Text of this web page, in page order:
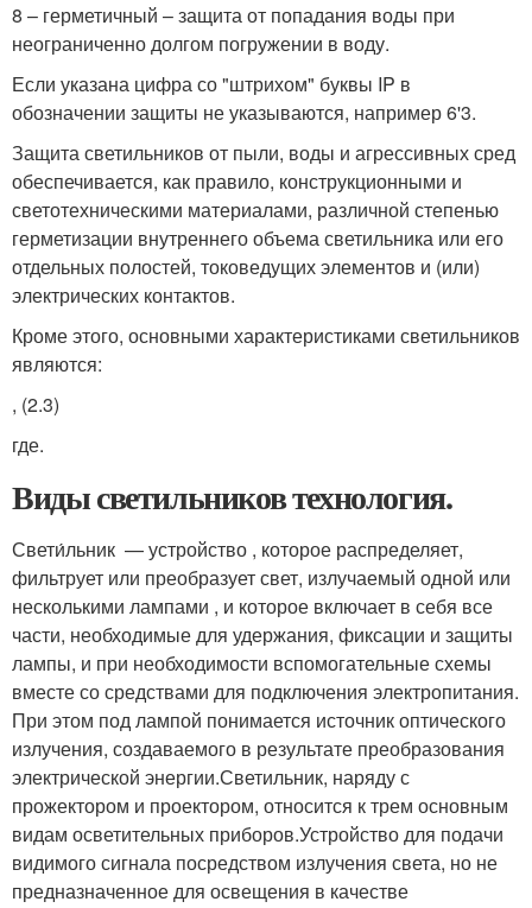
8 – герметичный – защита от попадания воды при
неограниченно долгом погружении в воду.
Если указана цифра со "штрихом" буквы IP в
обозначении защиты не указываются, например 6'3.
Защита светильников от пыли, воды и агрессивных сред
обеспечивается, как правило, конструкционными и
светотехническими материалами, различной степенью
герметизации внутреннего объема светильника или его
отдельных полостей, токоведущих элементов и (или)
электрических контактов.
Кроме этого, основными характеристиками светильников
являются:
, (2.3)
где.
Виды светильников технология.
Свети́льник — устройство , которое распределяет,
фильтрует или преобразует свет, излучаемый одной или
несколькими лампами , и которое включает в себя все
части, необходимые для удержания, фиксации и защиты
лампы, и при необходимости вспомогательные схемы
вместе со средствами для подключения электропитания.
При этом под лампой понимается источник оптического
излучения, создаваемого в результате преобразования
электрической энергии.Светильник, наряду с
прожектором и проектором, относится к трем основным
видам осветительных приборов.Устройство для подачи
видимого сигнала посредством излучения света, но не
предназначенное для освещения в качестве